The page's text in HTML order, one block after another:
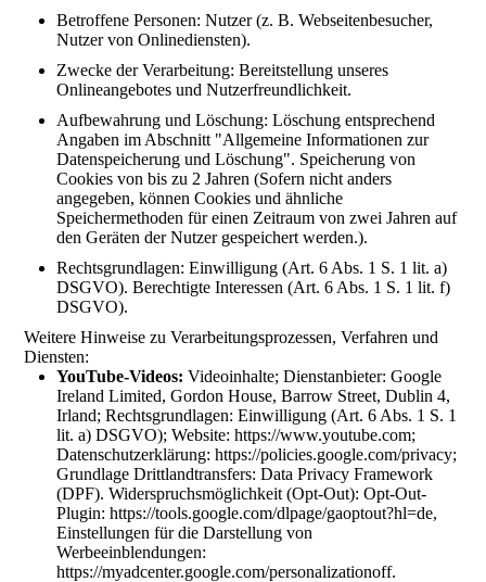
Betroffene Personen: Nutzer (z. B. Webseitenbesucher,
Nutzer von Onlinediensten).
Zwecke der Verarbeitung: Bereitstellung unseres
Onlineangebotes und Nutzerfreundlichkeit.
Aufbewahrung und Löschung: Löschung entsprechend
Angaben im Abschnitt "Allgemeine Informationen zur
Datenspeicherung und Löschung". Speicherung von
Cookies von bis zu 2 Jahren (Sofern nicht anders
angegeben, können Cookies und ähnliche
Speichermethoden für einen Zeitraum von zwei Jahren auf
den Geräten der Nutzer gespeichert werden.).
Rechtsgrundlagen: Einwilligung (Art. 6 Abs. 1 S. 1 lit. a)
DSGVO). Berechtigte Interessen (Art. 6 Abs. 1 S. 1 lit. f)
DSGVO).
Weitere Hinweise zu Verarbeitungsprozessen, Verfahren und
Diensten:
YouTube-Videos: Videoinhalte; Dienstanbieter: Google
Ireland Limited, Gordon House, Barrow Street, Dublin 4,
Irland; Rechtsgrundlagen: Einwilligung (Art. 6 Abs. 1 S. 1
lit. a) DSGVO); Website: https://www.youtube.com;
Datenschutzerklärung: https://policies.google.com/privacy;
Grundlage Drittlandtransfers: Data Privacy Framework
(DPF). Widerspruchsmöglichkeit (Opt-Out): Opt-Out-
Plugin: https://tools.google.com/dlpage/gaoptout?hl=de,
Einstellungen für die Darstellung von
Werbeeinblendungen:
https://myadcenter.google.com/personalizationoff.